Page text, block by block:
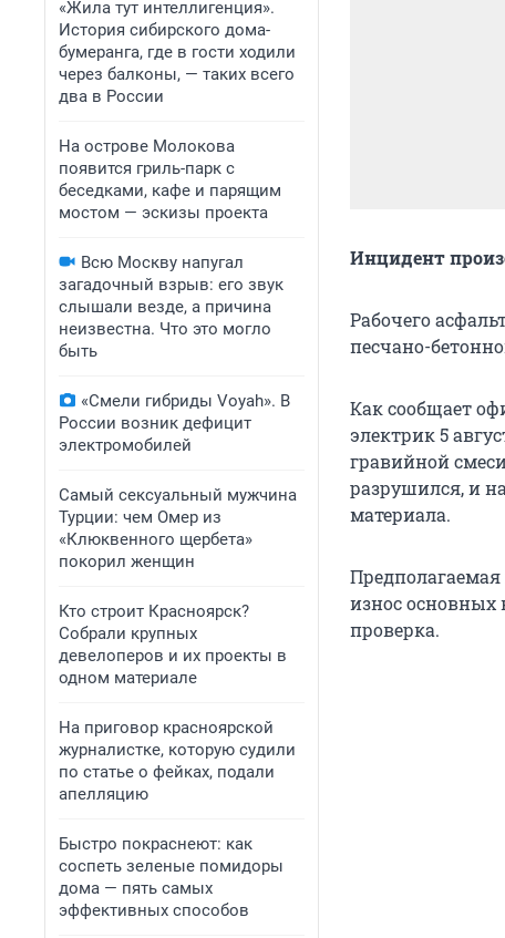
«Жила тут интеллигенция».
История сибирского дома-
бумеранга, где в гости ходили
через балконы, — таких всего
два в России
На острове Молокова
появится гриль-парк с
беседками, кафе и парящим
мостом — эскизы проекта
Всю Москву напугал
загадочный взрыв: его звук
слышали везде, а причина
неизвестна. Что это могло
быть
«Смели гибриды Voyah». В
России возник дефицит
электромобилей
Самый сексуальный мужчина
Турции: чем Омер из
«Клюквенного щербета»
покорил женщин
Кто строит Красноярск?
Собрали крупных
девелоперов и их проекты в
одном материале
На приговор красноярской
журналистке, которую судили
по статье о фейках, подали
апелляцию
Быстро покраснеют: как
соспеть зеленые помидоры
дома — пять самых
эффективных способов
Инцидент
Рабочего
песчано-
Как сообщает
электрик 5
гравийной
разрушился, и
материала.
износ основных
проверка.